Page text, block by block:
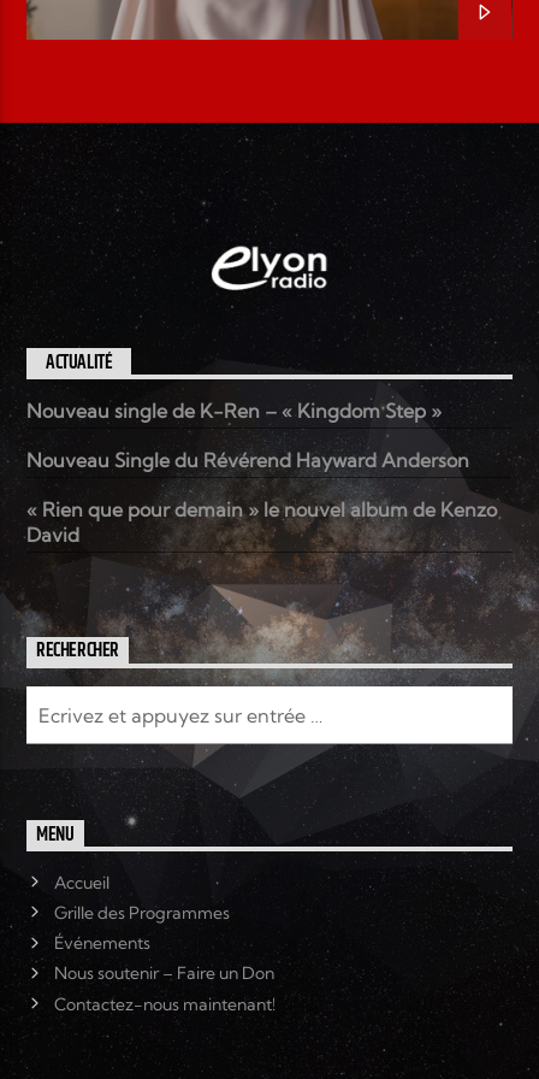
ACTUALITÉ
Nouveau single de K-Ren – « Kingdom Step »
Nouveau Single du Révérend Hayward Anderson
« Rien que pour demain » le nouvel album de Kenzo
David
RECHERCHER
MENU
Accueil
Grille des Programmes
Événements
Nous soutenir – Faire un Don
Contactez-nous maintenant!